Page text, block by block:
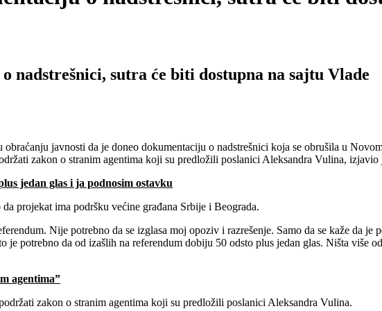
nadstrešnici, sutra će biti dostupna na sajtu Vlade
javnosti da je doneo dokumentaciju o nadstrešnici koja se obrušila u
zakon o stranim agentima koji su predložili poslanici Aleksandra Vulina, izjavio
jedan glas i ja podnosim ostavku
projekat ima podršku većine građana Srbije i Beograda.
Nije potrebno da se izglasa moj opoziv i razrešenje. Samo da se kaže da je
je potrebno da od izašlih na referendum dobiju 50 odsto plus jedan glas. Ništa više
agentima”
zakon o stranim agentima koji su predložili poslanici Aleksandra Vulina.